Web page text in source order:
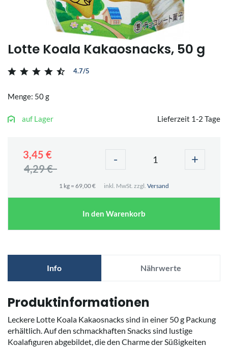
Lotte Koala Kakaosnacks, 50 g
4.7/5
Menge: 50 g
auf Lager Lieferzeit 1-2 Tage
3,45 €
4,29 €
- +
1 kg = 69,00 € inkl. MwSt. zzgl. Versand
In den Warenkorb
Info Nährwerte
Produktinformationen
Leckere Lotte Koala Kakaosnacks sind in einer 50 g Packung
erhältlich. Auf den schmackhaften Snacks sind lustige
Koalafiguren abgebildet, die den Charme der Süßigkeiten